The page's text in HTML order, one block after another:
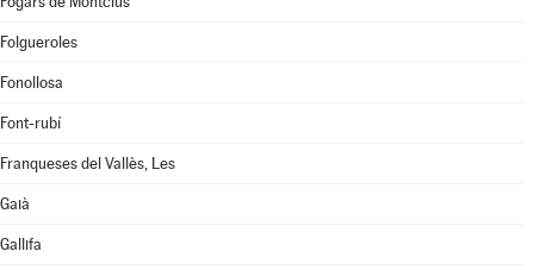
Folgueroles
Fonollosa
Font-rubí
Franqueses del Vallès, Les
Gaià
Gallifa